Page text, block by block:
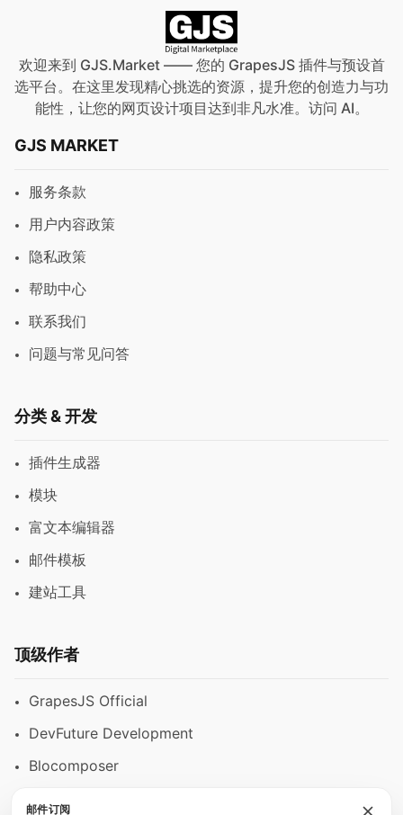
欢迎来到 GJS.Market —— 您的 GrapesJS 插件与预设首
选平台。在这里发现精心挑选的资源，提升您的创造力与功
能性，让您的网页设计项目达到非凡水准。访问 AI。
GJS MARKET
服务条款
用户内容政策
隐私政策
帮助中心
联系我们
问题与常见问答
分类 & 开发
插件生成器
模块
富文本编辑器
邮件模板
建站工具
顶级作者
GrapesJS Official
DevFuture Development
Blocomposer
邮件订阅